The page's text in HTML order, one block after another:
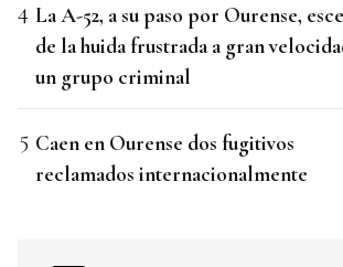
La A-52, a su paso por Ourense,
de la huida frustrada a gran
un grupo criminal
Caen en Ourense dos fugitivos
reclamados internacionalmente